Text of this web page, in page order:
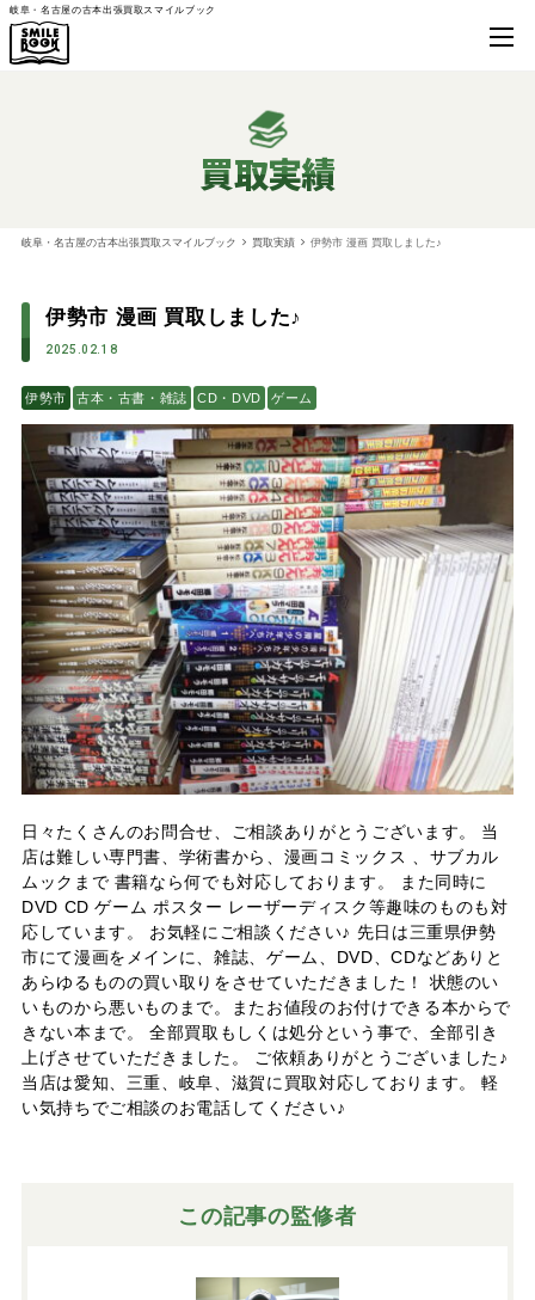
岐阜・名古屋の古本出張買取スマイルブック
買取実績
岐阜・名古屋の古本出張買取スマイルブック 買取実績 伊勢市 漫画 買取しました♪
伊勢市 漫画 買取しました♪
2025.02.18
伊勢市 古本・古書・雑誌 CD・DVD ゲーム
日々たくさんのお問合せ、ご相談ありがとうございます。 当
店は難しい専門書、学術書から、漫画コミックス 、サブカル
ムックまで 書籍なら何でも対応しております。 また同時に
DVD CD ゲーム ポスター レーザーディスク等趣味のものも対
応しています。 お気軽にご相談ください♪ 先日は三重県伊勢
市にて漫画をメインに、雑誌、ゲーム、DVD、CDなどありと
あらゆるものの買い取りをさせていただきました！ 状態のい
いものから悪いものまで。またお値段のお付けできる本からで
きない本まで。 全部買取もしくは処分という事で、全部引き
上げさせていただきました。 ご依頼ありがとうございました♪
当店は愛知、三重、岐阜、滋賀に買取対応しております。 軽
い気持ちでご相談のお電話してください♪
この記事の監修者